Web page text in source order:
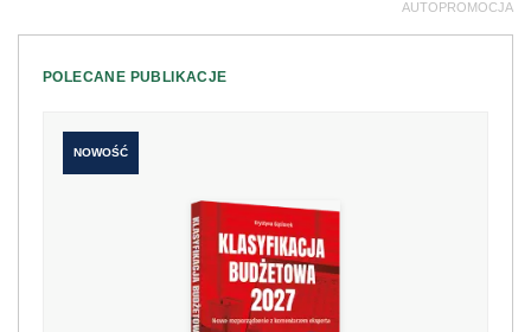
AUTOPROMOCJA
POLECANE PUBLIKACJE
NOWOŚĆ